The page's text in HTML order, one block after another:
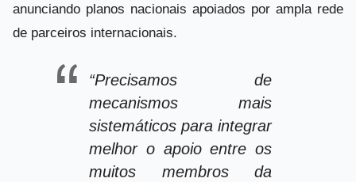
anunciando planos nacionais apoiados por ampla rede
de parceiros internacionais.
“Precisamos de
mecanismos mais
sistemáticos para integrar
melhor o apoio entre os
muitos membros da